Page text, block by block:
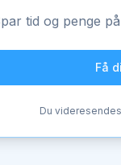
tid og penge
Få
Du